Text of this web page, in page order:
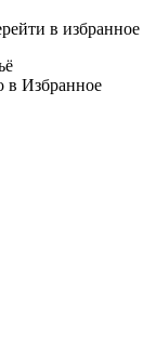
в избранное
в Избранное